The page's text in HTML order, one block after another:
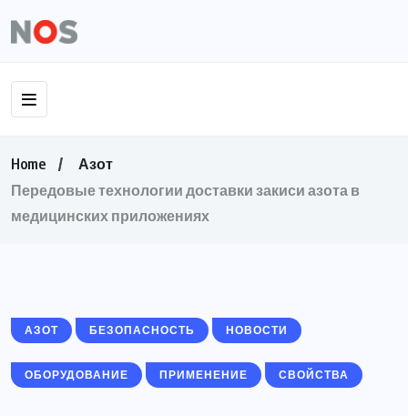
Home
Азот
Передовые технологии доставки закиси азота в
медицинских приложениях
АЗОТ БЕЗОПАСНОСТЬ НОВОСТИ
ОБОРУДОВАНИЕ ПРИМЕНЕНИЕ СВОЙСТВА